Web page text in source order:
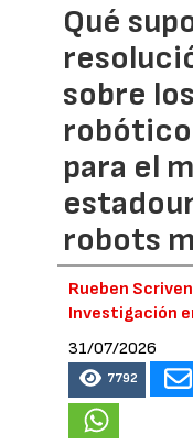
Qué
sobre
para el
robots
Rueben
Investigación
31/07/2026
7792